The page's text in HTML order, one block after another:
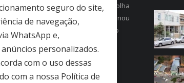
em 1963 como Folha de Viçosa, o Folha
a confiança dos leitores e se tornou
mais antigos em circulação regular no
Gerais.
seguro do site,
de navegação,
WhatsApp e,
personalizados.
com o uso dessas
com a nossa Política de